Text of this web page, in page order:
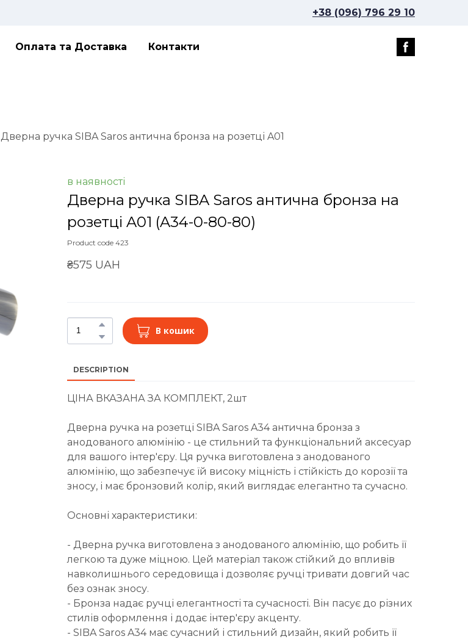
+38 (096) 796 29 10
Оплата та Доставка Контакти
Дверна ручка SIBA Saros антична бронза на розетці A01
в наявності
Дверна ручка SIBA Saros антична бронза на
розетці A01 (A34-0-80-80)
Product code 423
₴575 UAH
В кошик
DESCRIPTION
ЦІНА ВКАЗАНА ЗА КОМПЛЕКТ, 2шт
Дверна ручка на розетці SIBA Saros A34 антична бронза з
анодованого алюмінію - це стильний та функціональний аксесуар
для вашого інтер'єру. Ця ручка виготовлена з анодованого
алюмінію, що забезпечує їй високу міцність і стійкість до корозії та
зносу, і має бронзовий колір, який виглядає елегантно та сучасно.
Основні характеристики:
- Дверна ручка виготовлена з анодованого алюмінію, що робить її
легкою та дуже міцною. Цей матеріал також стійкий до впливів
навколишнього середовища і дозволяє ручці тривати довгий час
без ознак зносу.
- Бронза надає ручці елегантності та сучасності. Він пасує до різних
стилів оформлення і додає інтер'єру акценту.
- SIBA Saros A34 має сучасний і стильний дизайн, який робить її